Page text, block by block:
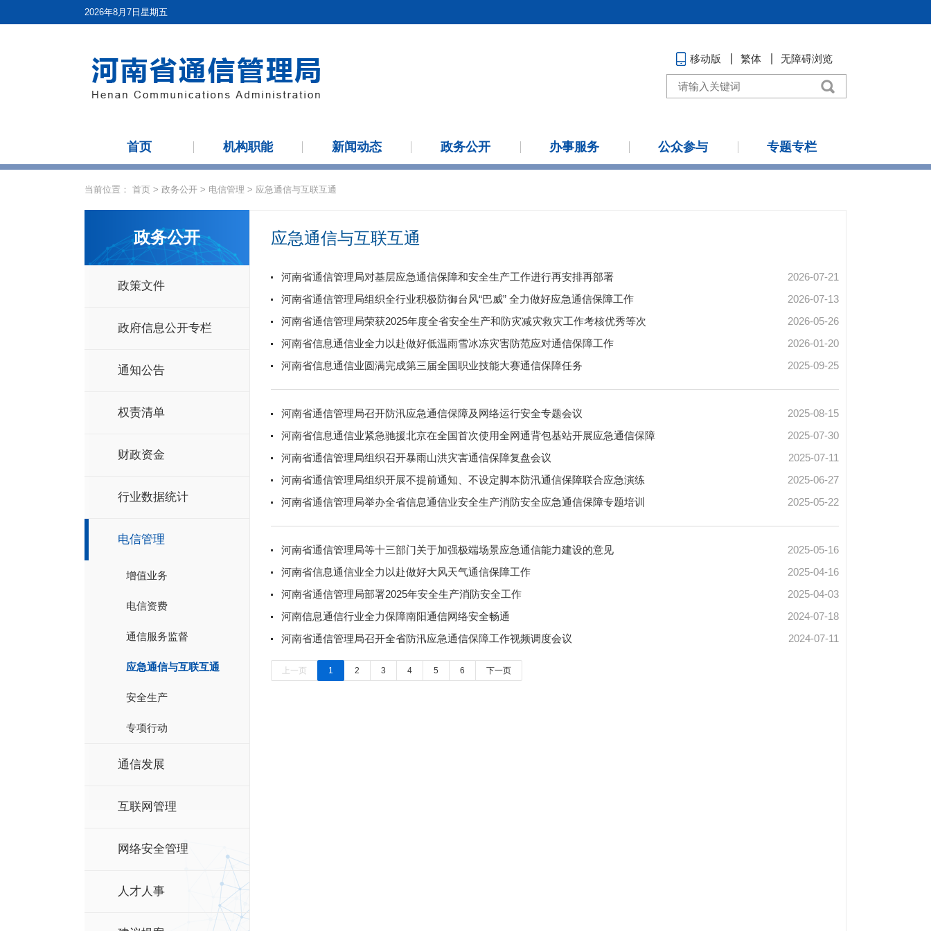
2026年8月7日星期五
移动版 繁体 无障碍浏览
首页 机构职能 新闻动态 政务公开 办事服务 公众参与 专题专栏
当前位置： 首页 > 政务公开 > 电信管理 > 应急通信与互联互通
政务公开
政策文件
政府信息公开专栏
通知公告
权责清单
财政资金
行业数据统计
电信管理
增值业务
电信资费
通信服务监督
应急通信与互联互通
安全生产
专项行动
通信发展
互联网管理
网络安全管理
人才人事
应急通信与互联互通
河南省通信管理局对基层应急通信保障和安全生产工作进行再安排再部署
2026-07-21
河南省通信管理局组织全行业积极防御台风“巴威” 全力做好应急通信保障工作
2026-07-13
河南省通信管理局荣获2025年度全省安全生产和防灾减灾救灾工作考核优秀等次
2026-05-26
河南省信息通信业全力以赴做好低温雨雪冰冻灾害防范应对通信保障工作
2026-01-20
河南省信息通信业圆满完成第三届全国职业技能大赛通信保障任务
2025-09-25
河南省通信管理局召开防汛应急通信保障及网络运行安全专题会议
2025-08-15
河南省信息通信业紧急驰援北京在全国首次使用全网通背包基站开展应急通信保障
2025-07-30
河南省通信管理局组织召开暴雨山洪灾害通信保障复盘会议
2025-07-11
河南省通信管理局组织开展不提前通知、不设定脚本防汛通信保障联合应急演练
2025-06-27
河南省通信管理局举办全省信息通信业安全生产消防安全应急通信保障专题培训
2025-05-22
河南省通信管理局等十三部门关于加强极端场景应急通信能力建设的意见
2025-05-16
河南省信息通信业全力以赴做好大风天气通信保障工作
2025-04-16
河南省通信管理局部署2025年安全生产消防安全工作
2025-04-03
河南信息通信行业全力保障南阳通信网络安全畅通
2024-07-18
河南省通信管理局召开全省防汛应急通信保障工作视频调度会议
2024-07-11
上一页 1 2 3 4 5 6 下一页